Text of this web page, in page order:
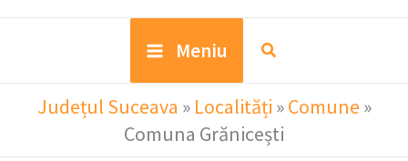
Meniu
Județul Suceava » Localități »Comune »
Comuna Grănicești